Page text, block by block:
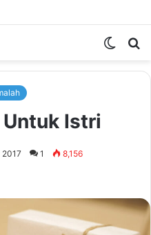
Switch
Istri
1 8,156